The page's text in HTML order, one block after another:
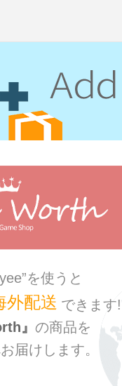
を使うと
外配送 できます!
の商品を
届けします。